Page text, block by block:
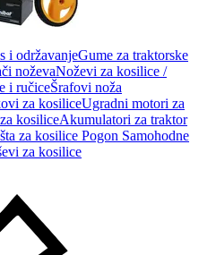
i održavanjeGume za traktorske
noževaNoževi za kosilice /
i ručiceŠrafovi noža
za kosiliceUgradni motori za
kosiliceAkumulatori za traktor
za kosilice Pogon Samohodne
za kosilice